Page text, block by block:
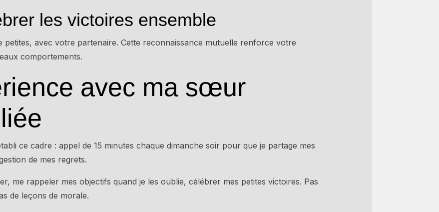
les victoires ensemble
petites, avec votre partenaire. Cette reconnaissance mutuelle renforce votre
comportements.
avec ma sœur
ce cadre : appel de 15 minutes chaque dimanche soir pour que je partage mes
de mes regrets.
me rappeler mes objectifs quand je les oublie, célébrer mes petites victoires. Pas
de leçons de morale.